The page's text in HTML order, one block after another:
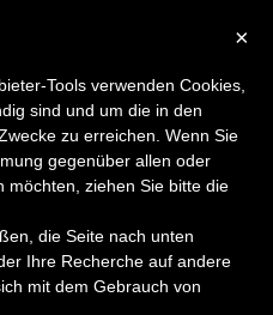
Home
und Turbinen
74, 2001, S. 52-
×
Tools verwenden Cookies,
sind und um die in den
zu erreichen. Wenn Sie
gegenüber allen oder
möchten, ziehen Sie bitte die
die Seite nach unten
Ihre Recherche auf andere
mit dem Gebrauch von